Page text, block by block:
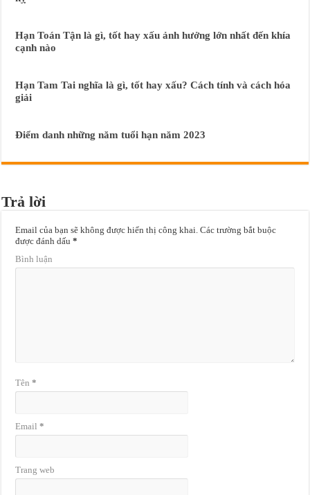
Hạn Toán Tận là gì, tốt hay xấu ảnh hưởng lớn nhất đến khía
cạnh nào
Hạn Tam Tai nghĩa là gì, tốt hay xấu? Cách tính và cách hóa
giải
Điểm danh những năm tuổi hạn năm 2023
Trả lời
Email của bạn sẽ không được hiển thị công khai. Các trường bắt buộc
được đánh dấu*
Bình luận
Tên*
Email*
Trang web